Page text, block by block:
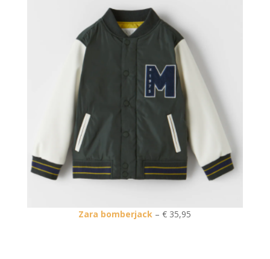
Zara bomberjack – € 35,95